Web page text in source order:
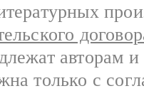
авторам
только с